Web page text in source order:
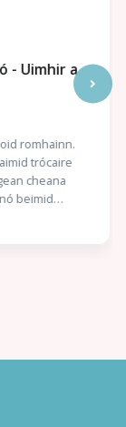
Uimhir a
romhainn.
trócaire
cheana
beimid
seo: éirigh